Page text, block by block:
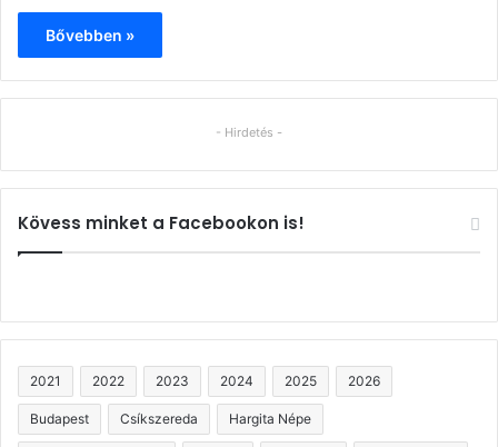
Bővebben »
- Hirdetés -
Kövess minket a Facebookon is!
2021 2022 2023 2024 2025 2026
Budapest Csíkszereda Hargita Népe